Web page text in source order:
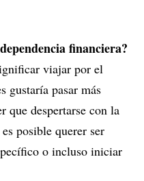
financiera?
viajar por el
gustaría pasar más
que despertarse con la
posible querer ser
o incluso iniciar